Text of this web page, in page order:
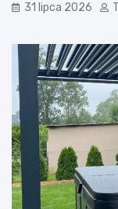
31 lipca 2026